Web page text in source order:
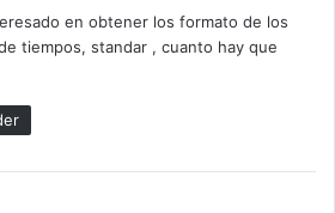
:
en obtener los formato de los
tiempos, standar , cuanto hay que